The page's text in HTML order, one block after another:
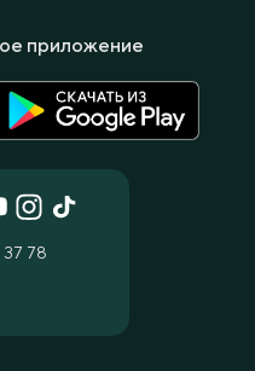
78
приложение